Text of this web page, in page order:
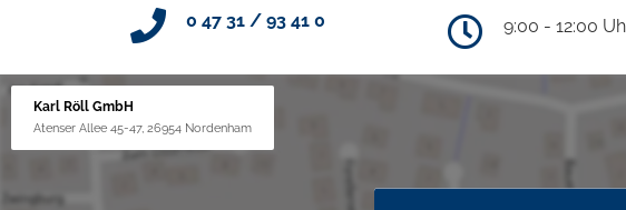
0 47 31 / 93 41 0 9:00 - 12:00
Karl Röll GmbH
Atenser Allee 45-47, 26954 Nordenham